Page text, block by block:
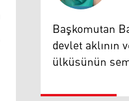
Muazzez Baktaş
Başkomutan
devlet aklının
ülküsünün